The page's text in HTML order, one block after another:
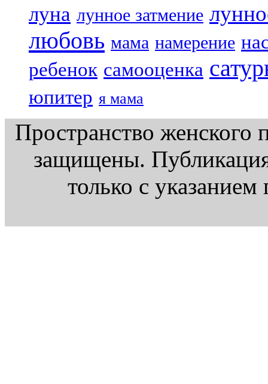
луна лунное затмение
любовь мама намерение
ребенок самооценка
юпитер я мама
Пространство женского
защищены.
только с